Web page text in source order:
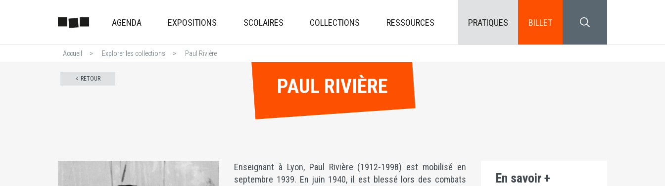
au
AGENDA EXPOSITIONS SCOLAIRES COLLECTIONS RESSOURCES PRATIQUES BILLET SEARCH BLOCK
Accueil Explorer les collections Paul Rivière
PAUL RIVIÈRE
RETOUR
Enseignant à Lyon, Paul Rivière (1912-1998) est mobilisé en
septembre 1939. En juin 1940, il est blessé lors des combats
En savoir +